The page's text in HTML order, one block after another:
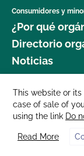
Consumidores y
¿Por qué
Directorio
Noticias
Donar
Carreras
Sala de
Contáctenos
This website or
case of sale of
using the link Do
Read More